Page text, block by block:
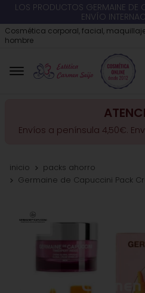
LOS PRODUCTOS GERMAINE DE
ENVÍO
Cosmética corporal, facial,
hombre
Envíos a península 4,50€.
inicio
packs ahorro